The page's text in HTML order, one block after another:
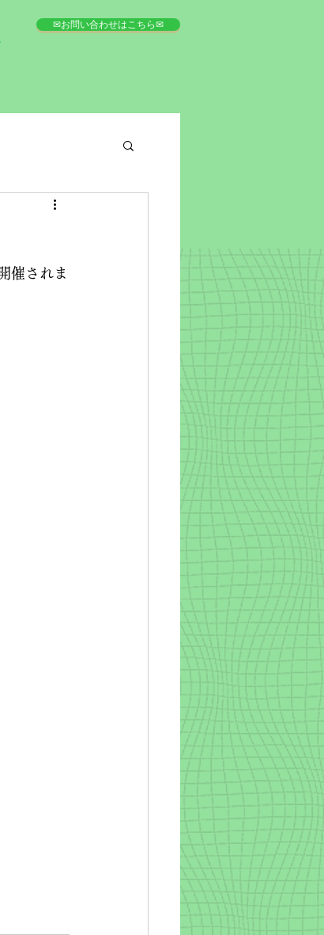
✉お問い合わせはこちら✉
催されま